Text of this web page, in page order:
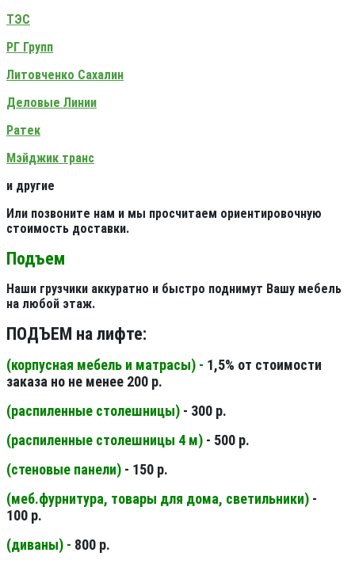
ТЭС
РГ Групп
Литовченко Сахалин
Деловые Линии
Ратек
Мэйджик транс
и другие
Или позвоните нам и мы просчитаем ориентировочную
стоимость доставки.
Подъем
Наши грузчики аккуратно и быстро поднимут Вашу мебель
на любой этаж.
ПОДЪЕМ на лифте:
(корпусная мебель и матрасы) - 1,5% от стоимости
заказа но не менее 200 р.
(распиленные столешницы) - 300 р.
(распиленные столешницы 4 м) - 500 р.
(стеновые панели) - 150 р.
(меб.фурнитура, товары для дома, светильники) -
100 р.
(диваны) - 800 р.